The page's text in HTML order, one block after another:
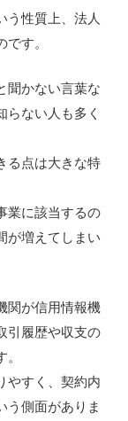
う性質上、法人
す。
聞かない言葉な
ない人も多く
る点は大きな特
業に該当するの
が増えてしまい
関が信用情報機
引履歴や収支の
やすく、契約内
う側面がありま